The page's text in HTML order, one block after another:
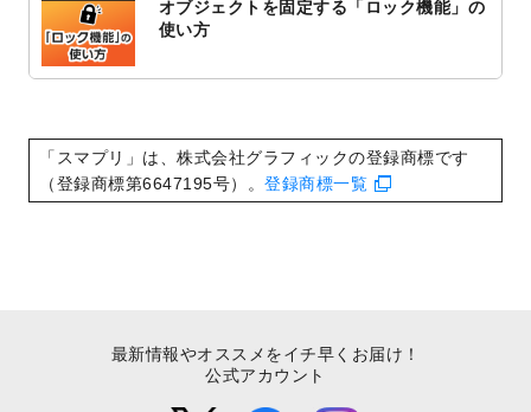
2022/9/5
年賀状のデザインテンプレート
2022/9/5
喪中はがきのデザインテンプレートを公開
2022/8/24
印刷用データの解像度
を引き上げまし
た！
オブジェクトを固定する「ロック機能」の
使い方
「スマプリ」は、株式会社グラフィックの登録商標です
（登録商標第6647195号）。 登録商標一覧
最新情報やオススメをイチ早くお届け！
公式アカウント